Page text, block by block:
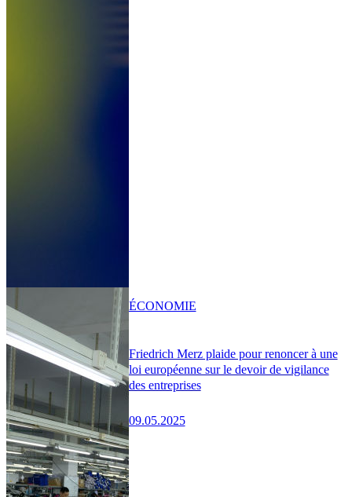
Friedrich Merz plaide pour renoncer à une
loi européenne sur le devoir de vigilance
des entreprises
09.05.2025
ÉCONOMIE